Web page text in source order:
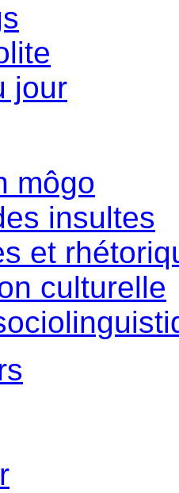
jour
môgo
insultes
et
culturelle